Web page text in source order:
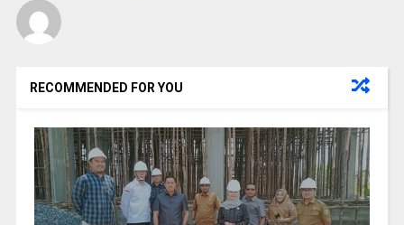
RECOMMENDED FOR YOU